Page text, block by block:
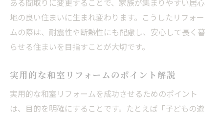
ある間取りに変更することで、家族が集まりやすい居心
地の良い住まいに生まれ変わります。こうしたリフォー
ムの際は、耐震性や断熱性にも配慮し、安心して長く暮
らせる住まいを目指すことが大切です。
実用的な和室リフォームのポイント解説
実用的な和室リフォームを成功させるためのポイント
は、目的を明確にすることです。たとえば「子どもの遊